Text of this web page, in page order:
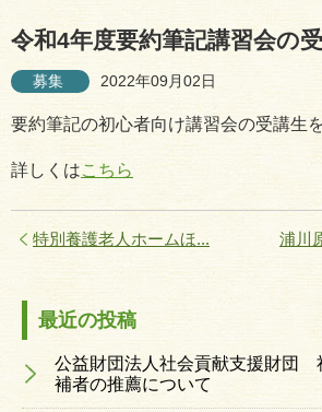
令和4年度要約筆記講習会の
募集 2022年09月02日
要約筆記の初心者向け講習会の受講生
詳しくはこちら
特別養護老人ホームほ... 浦川
最近の投稿
公益財団法人社会貢献支援財団
補者の推薦について